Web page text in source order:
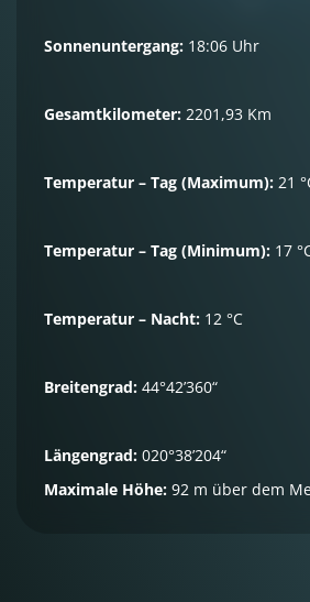
Sonnenuntergang: 18:06 Uhr
Gesamtkilometer: 2201,93 Km
Temperatur – Tag (Maximum): 21
Temperatur – Tag (Minimum): 17
Temperatur – Nacht: 12 °C
Breitengrad: 44°42’360“
Längengrad: 020°38’204“
Maximale Höhe: 92 m über dem